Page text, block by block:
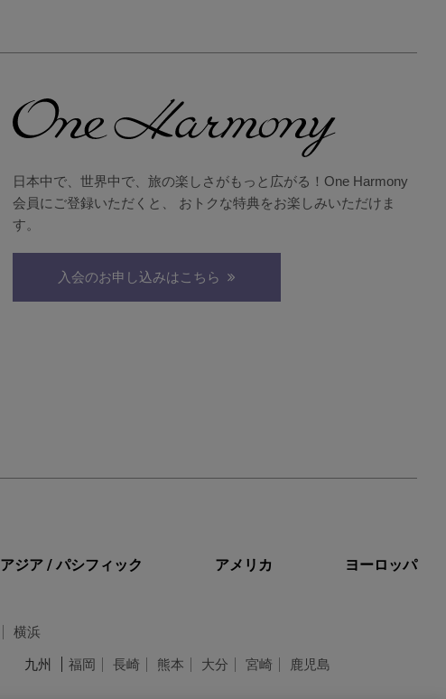
日本中で、世界中で、旅の楽しさがもっと広がる！One Harmony
会員にご登録いただくと、 おトクな特典をお楽しみいただけま
す。
入会のお申し込みはこちら
アジア / パシフィック アメリカ ヨーロッパ
横浜
九州 福岡 長崎 熊本 大分 宮崎 鹿児島